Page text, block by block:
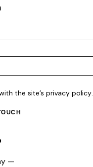
the site’sprivacy policy.
—